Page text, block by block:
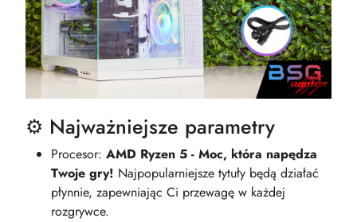
⚙️ Najważniejsze parametry
Procesor: AMD Ryzen 5 - Moc, która napędza
Twoje gry! Najpopularniejsze tytuły będą działać
płynnie, zapewniając Ci przewagę w każdej
rozgrywce.